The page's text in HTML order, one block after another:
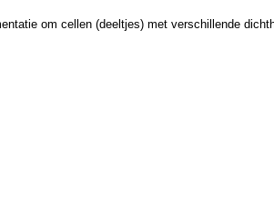
om cellen (deeltjes) met verschillende